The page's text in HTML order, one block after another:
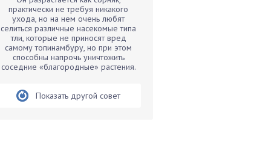
Бобовые
Боярышнык
Бруннера
Брусника
Вазоны
практически не требуя никакого
ухода, но на нем очень любят
селиться различные насекомые типа
тли, которые не приносят вред
самому топинамбуру, но при этом
способны напрочь уничтожить
соседние «благородные» растения.
Показать другой совет